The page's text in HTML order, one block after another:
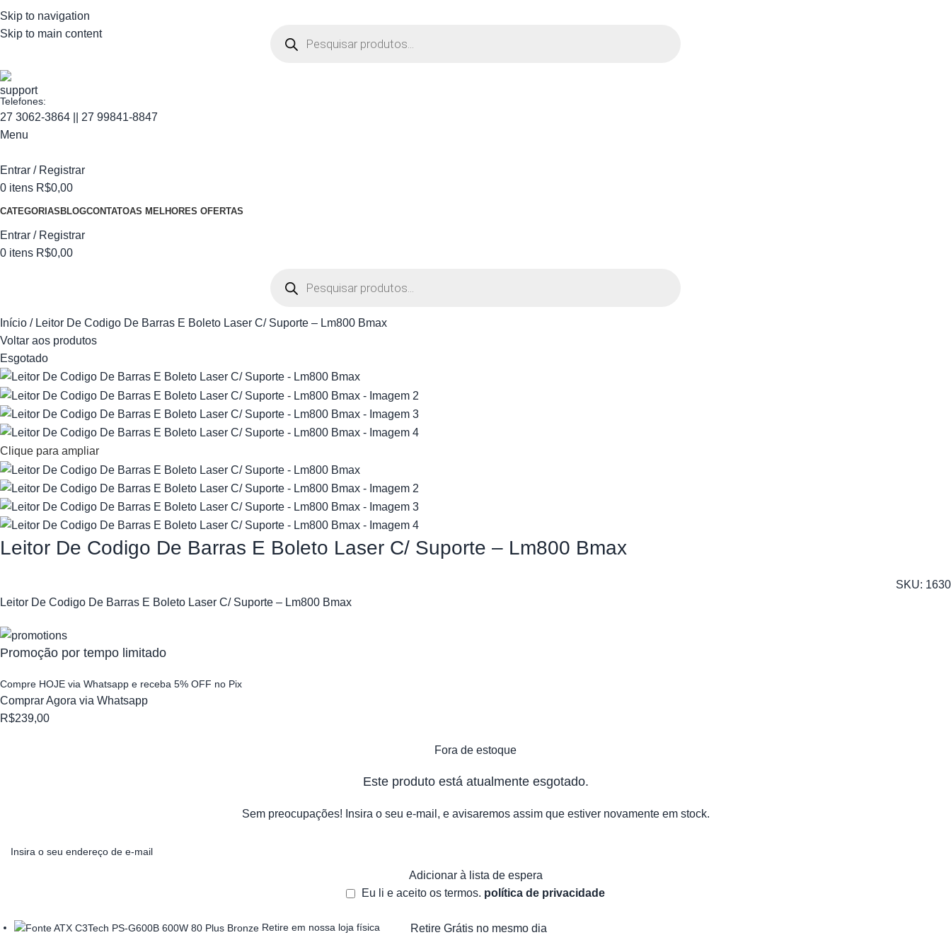
Skip to navigation
Skip to main content
Telefones:
27 3062-3864 || 27 99841-8847
Menu
Entrar / Registrar
0 itens R$0,00
CATEGORIAS BLOGCONTATOAS MELHORES OFERTAS
Entrar / Registrar
0 itens R$0,00
Início
Leitor De Codigo De Barras E Boleto Laser C/ Suporte – Lm800 Bmax
Voltar aos produtos
Esgotado
Clique para ampliar
Leitor De Codigo De Barras E Boleto Laser C/ Suporte – Lm800 Bmax
SKU: 1630
Leitor De Codigo De Barras E Boleto Laser C/ Suporte – Lm800 Bmax
Promoção por tempo limitado
Compre HOJE via Whatsapp e receba 5% OFF no Pix
Comprar Agora via Whatsapp
R$239,00
Fora de estoque
Este produto está atualmente esgotado.
Sem preocupações! Insira o seu e-mail, e avisaremos assim que estiver novamente em stock.
Adicionar à lista de espera
Eu li e aceito os termos. política de privacidade
Retire em nossa loja física Retire Grátis no mesmo dia